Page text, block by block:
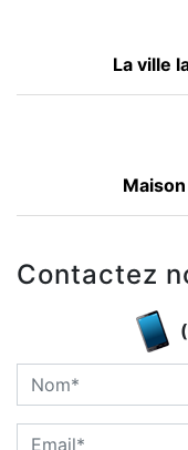
La ville
Contactez